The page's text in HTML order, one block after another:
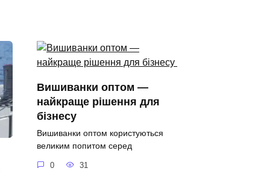
Вишиванки оптом —
найкраще рішення для
бізнесу
Вишиванки оптом користуються
великим попитом серед
0 31